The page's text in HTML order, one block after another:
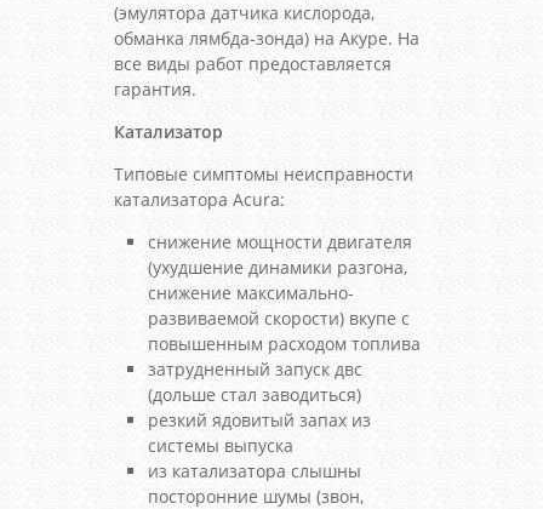
(эмулятора датчика кислорода,
обманка лямбда-зонда) на Акуре. На
все виды работ предоставляется
гарантия.
Катализатор
Типовые симптомы неисправности
катализатора Acura:
снижение мощности двигателя
(ухудшение динамики разгона,
снижение максимально-
развиваемой скорости) вкупе с
повышенным расходом топлива
затрудненный запуск двс
(дольше стал заводиться)
резкий ядовитый запах из
системы выпуска
из катализатора слышны
посторонние шумы (звон,